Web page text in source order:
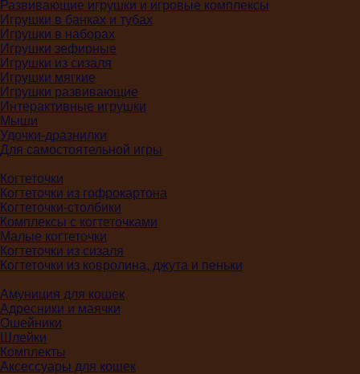
Развивающие игрушки и игровые комплексы
Игрушки в банках и тубах
Игрушки в наборах
Игрушки зефирные
Игрушки из сизаля
Игрушки мягкие
Игрушки развивающие
Интерактивные игрушки
Мыши
Удочки-дразнилки
Для самостоятельной игры
Когтеточки
Когтеточки из гофрокартона
Когтеточки-столбики
Комплексы с когтеточками
Малые когтеточки
Когтеточки из сизаля
Когтеточки из ковролина, джута и пеньки
Амуниция для кошек
Адресники и маячки
Ошейники
Шлейки
Комплекты
Аксессуары для кошек